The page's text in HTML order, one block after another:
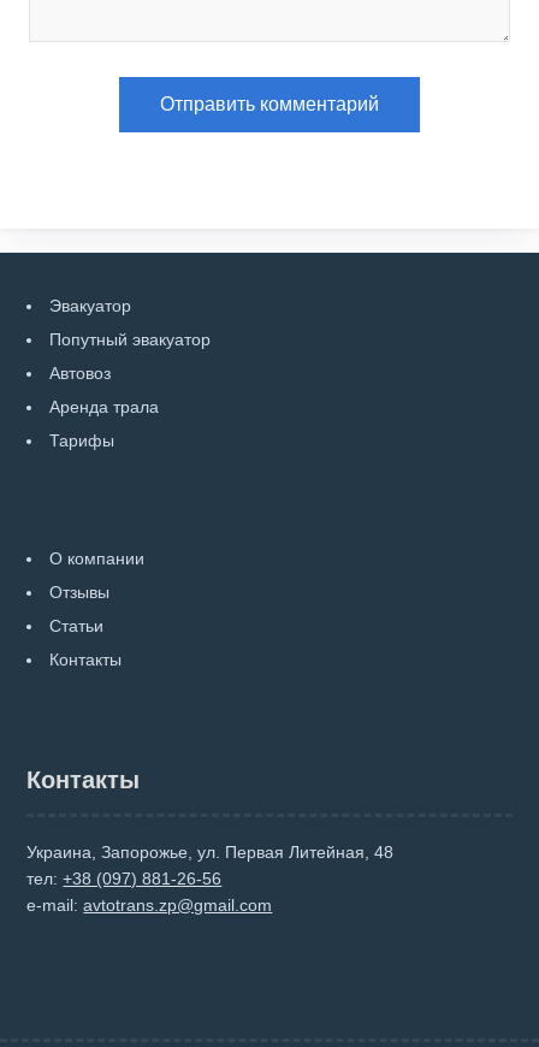
Эвакуатор
Попутный эвакуатор
Автовоз
Аренда трала
Тарифы
О компании
Отзывы
Статьи
Контакты
Контакты
Украина, Запорожье, ул. Первая Литейная, 48
тел:+38 (097) 881-26-56
e-mail:avtotrans.zp@gmail.com